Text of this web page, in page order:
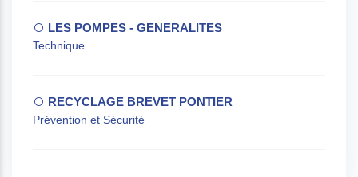
LES POMPES - GENERALITES
Technique
RECYCLAGE BREVET PONTIER
Prévention et Sécurité